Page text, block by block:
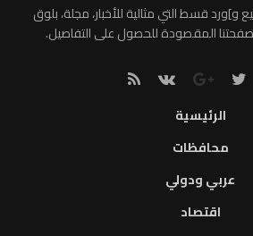
قسط التي مثالية للأخبار، مجلة، بلوق
المقصودة للحصول على التفاصيل.
الرئيسية
محافظات
عربي ودولي
اقتصاد